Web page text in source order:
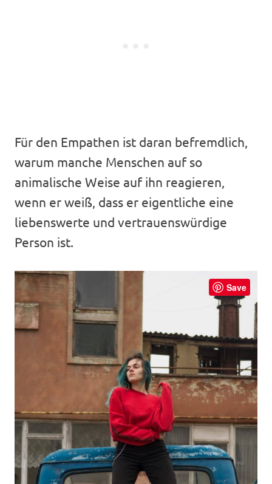
Für den Empathen ist daran befremdlich,
warum manche Menschen auf so
animalische Weise auf ihn reagieren,
wenn er weiß, dass er eigentliche eine
liebenswerte und vertrauenswürdige
Person ist.
Save